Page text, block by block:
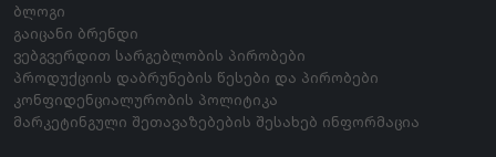
ბლოგი
გაიცანი ბრენდი
ვებგვერდით სარგებლობის პირობები
პროდუქციის დაბრუნების წესები და პირობები
კონფიდენციალურობის პოლიტიკა
მარკეტინგული შეთავაზებების შესახებ ინფორმაცია